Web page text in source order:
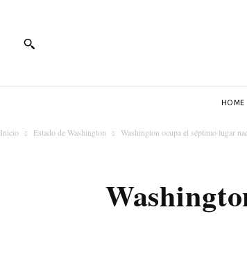
HOME
Inicio Estado de Washington Washington ocupa el séptimo lugar